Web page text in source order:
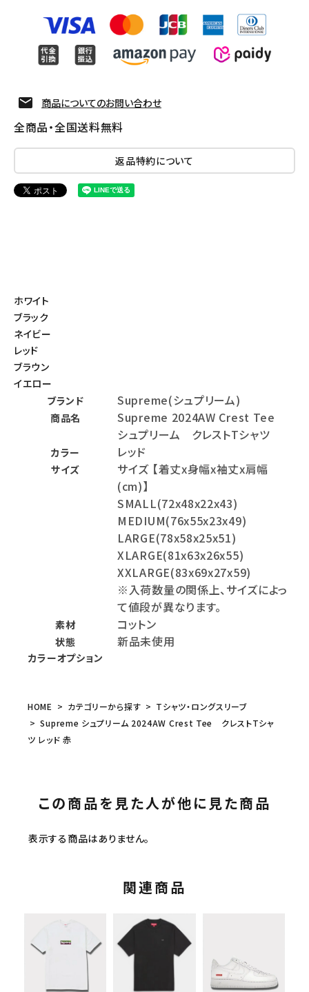
Follow us
商品についてのお問い合わせ
全商品・全国送料無料
返品特約について
ホワイト
ブラック
ネイビー
レッド
ブラウン
イエロー
ブランド
Supreme(シュプリーム)
商品名
Supreme 2024AW Crest Tee
シュプリーム クレストTシャツ
カラー レッド
サイズ
サイズ 【着丈x身幅x袖丈x肩幅
(cm)】
SMALL(72x48x22x43)
MEDIUM(76x55x23x49)
LARGE(78x58x25x51)
XLARGE(81x63x26x55)
XXLARGE(83x69x27x59)
※入荷数量の関係上、サイズによっ
て値段が異なります。
素材 コットン
状態 新品未使用
カラーオプション
HOME カテゴリーから探す
Tシャツ・ロングスリーブ
Supreme シュプリーム 2024AW Crest Tee クレストTシャ
ツ レッド 赤
この商品を見た人が他に見た商品
表示する商品はありません。
関連商品